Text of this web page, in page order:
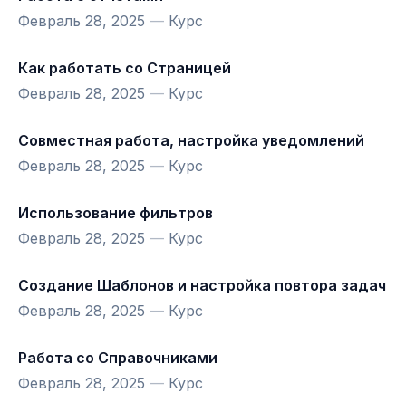
Февраль 28, 2025 — Курс
Как работать со Страницей
Февраль 28, 2025 — Курс
Совместная работа, настройка уведомлений
Февраль 28, 2025 — Курс
Использование фильтров
Февраль 28, 2025 — Курс
Создание Шаблонов и настройка повтора задач
Февраль 28, 2025 — Курс
Работа со Справочниками
Февраль 28, 2025 — Курс